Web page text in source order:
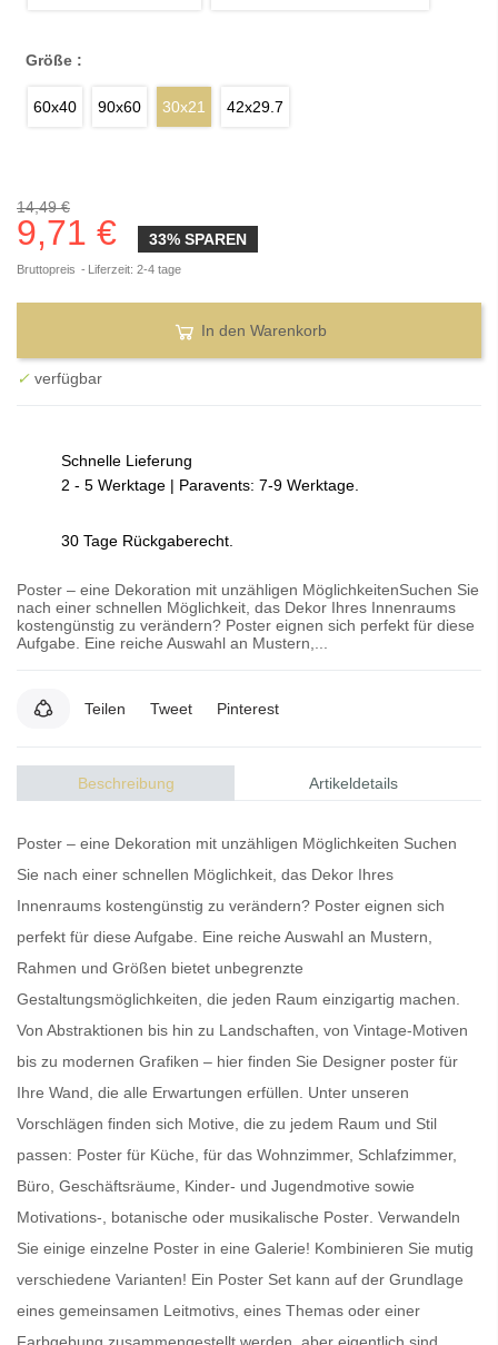
Größe :
60x40 90x60 30x21 42x29.7
14,49 €
9,71 € 33% SPAREN
Bruttopreis Liferzeit: 2-4 tage
In den Warenkorb
✓ verfügbar
Schnelle Lieferung
2 - 5 Werktage | Paravents: 7-9 Werktage.
30 Tage Rückgaberecht.
Poster – eine Dekoration mit unzähligen MöglichkeitenSuchen Sie
nach einer schnellen Möglichkeit, das Dekor Ihres Innenraums
kostengünstig zu verändern? Poster eignen sich perfekt für diese
Aufgabe. Eine reiche Auswahl an Mustern,...
Teilen Tweet Pinterest
Beschreibung Artikeldetails
Poster – eine Dekoration mit unzähligen Möglichkeiten Suchen
Sie nach einer schnellen Möglichkeit, das Dekor Ihres
Innenraums kostengünstig zu verändern? Poster eignen sich
perfekt für diese Aufgabe. Eine reiche Auswahl an Mustern,
Rahmen und Größen bietet unbegrenzte
Gestaltungsmöglichkeiten, die jeden Raum einzigartig machen.
Von Abstraktionen bis hin zu Landschaften, von Vintage-Motiven
bis zu modernen Grafiken – hier finden Sie Designer poster für
Ihre Wand, die alle Erwartungen erfüllen. Unter unseren
Vorschlägen finden sich Motive, die zu jedem Raum und Stil
passen: Poster für Küche, für das Wohnzimmer, Schlafzimmer,
Büro, Geschäftsräume, Kinder- und Jugendmotive sowie
Motivations-, botanische oder musikalische Poster. Verwandeln
Sie einige einzelne Poster in eine Galerie! Kombinieren Sie mutig
verschiedene Varianten! Ein Poster Set kann auf der Grundlage
eines gemeinsamen Leitmotivs, eines Themas oder einer